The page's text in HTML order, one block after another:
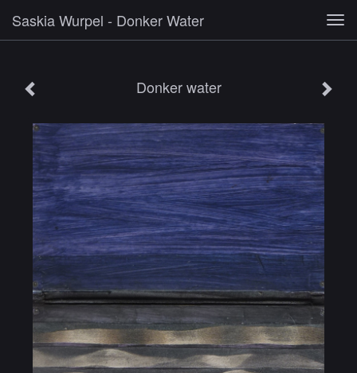
Saskia Wurpel - Donker Water
Donker water